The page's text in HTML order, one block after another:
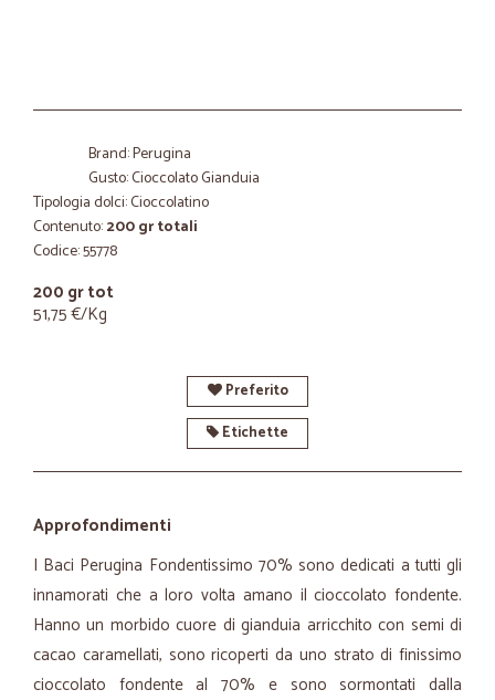
Brand: Perugina
Gusto: Cioccolato Gianduia
Tipologia dolci: Cioccolatino
Contenuto:200 gr totali
Codice: 55778
200 gr tot
51,75 €/Kg
Preferito
Etichette
Approfondimenti
I Baci Perugina Fondentissimo 70% sono dedicati a tutti gli
innamorati che a loro volta amano il cioccolato fondente.
Hanno un morbido cuore di gianduia arricchito con semi di
cacao caramellati, sono ricoperti da uno strato di finissimo
cioccolato fondente al 70% e sono sormontati dalla